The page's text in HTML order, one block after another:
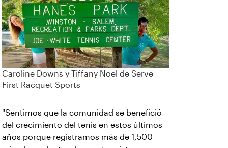
Caroline Downs y Tiffany Noel de Serve
First Racquet Sports
"Sentimos que la comunidad se benefició
del crecimiento del tenis en estos últimos
años porque registramos más de 1,500